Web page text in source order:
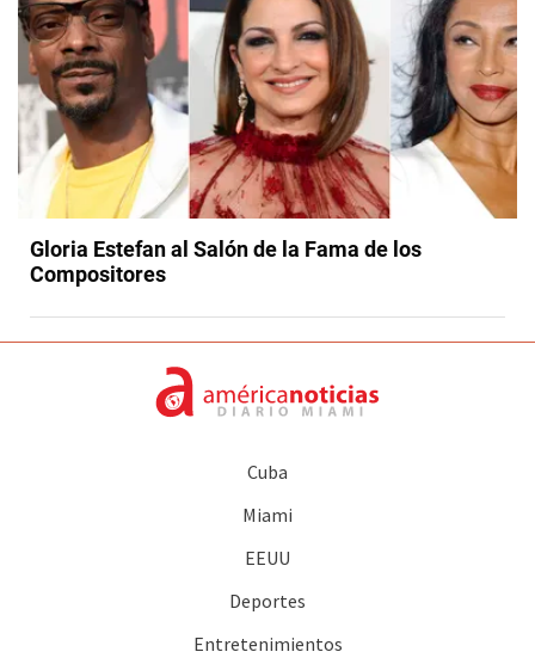
Gloria Estefan al Salón de la Fama de los
Compositores
Cuba
Miami
EEUU
Deportes
Entretenimientos